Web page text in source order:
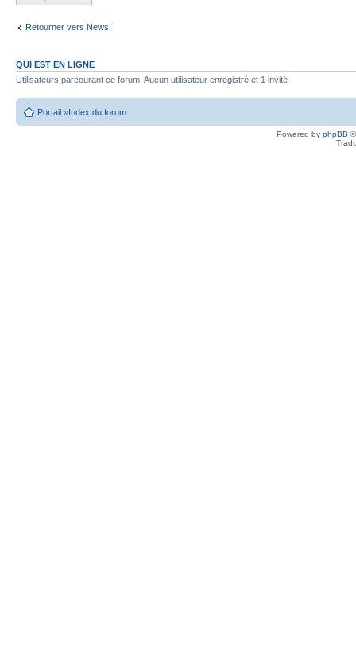
Retourner vers News!
QUI EST EN LIGNE
Utilisateurs parcourant ce forum: Aucun utilisateur enregistré et 1 invité
Portail » Index du forum
Powered by phpBB